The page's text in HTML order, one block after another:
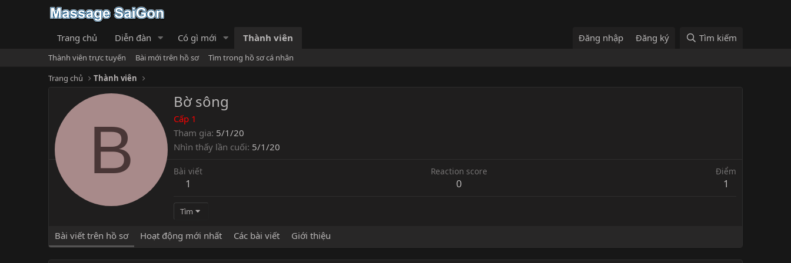
Trang chủ Diễn đàn Có gì mới Thành viên Đăng nhập Đăng ký Tìm kiếm
Thành viên trực tuyến Bài mới trên hồ sơ
Tìm trong hồ sơ cá nhân
Trang chủ
Thành viên
B
Bờ sông
Cấp 1
Tham gia 5/1/20
Nhìn thấy lần cuối 5/1/20
Bài viết
1
Reaction score
0
Điểm
1
Tìm
Bài viết trên hồ sơ Hoạt động mới nhất Các bài viết Giới thiệu